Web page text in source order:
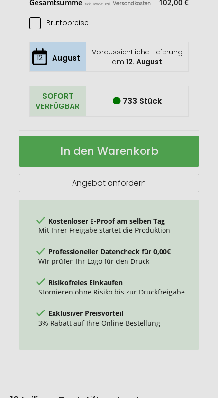
Gesamtsumme exkl. MwSt. zzgl. Versandkosten 102,00 €
Bruttopreise
12 August
Voraussichtliche Lieferung
am12. August
SOFORT
VERFÜGBAR
733 Stück
12
Auf
In den Warenkorb
Angebot anfordern
Kostenloser E-Proof am selben Tag
Mit Ihrer Freigabe startet die Produktion
Professioneller Datencheck für 0,00€
Wir prüfen Ihr Logo für den Druck
Risikofreies Einkaufen
Stornieren ohne Risiko bis zur Druckfreigabe
Exklusiver Preisvorteil
3% Rabatt auf Ihre Online-Bestellung